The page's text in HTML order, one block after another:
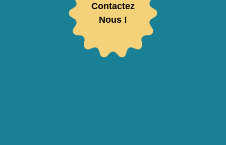
Contactez
Nous !